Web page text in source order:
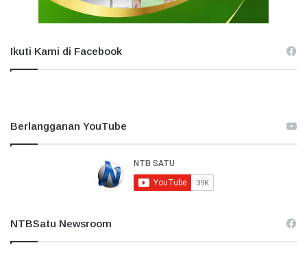
Ikuti Kami di Facebook
Berlangganan YouTube
NTBSatu Newsroom